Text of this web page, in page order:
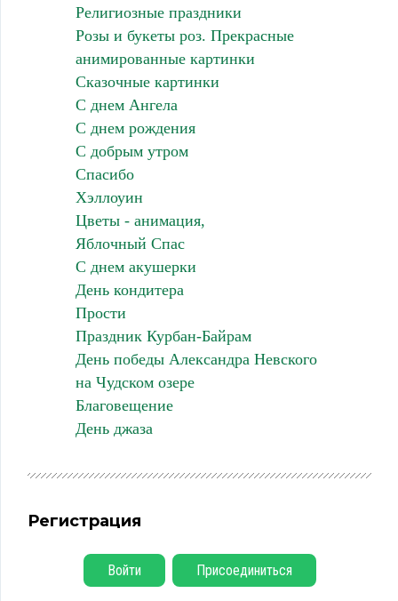
Религиозные праздники
Розы и букеты роз. Прекрасные
анимированные картинки
Сказочные картинки
С днем Ангела
С днем рождения
С добрым утром
Спасибо
Хэллоуин
Цветы - анимация,
Яблочный Спас
С днем акушерки
День кондитера
Прости
Праздник Курбан-Байрам
День победы Александра Невского
на Чудском озере
Благовещение
День джаза
Регистрация
Войти Присоединиться